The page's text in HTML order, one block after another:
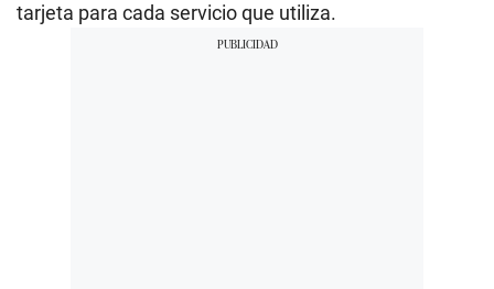
tarjeta para cada servicio que utiliza.